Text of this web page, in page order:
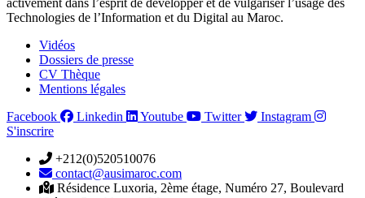
Technologies de l’Information et du Digital au Maroc.
Vidéos
Dossiers de presse
CV Thèque
Mentions légales
Facebook
Linkedin Youtube Twitter
Instagram
S'inscrire
+212(0)520510076
contact@ausimaroc.com
Résidence Luxoria, 2ème étage, Numéro 27, Boulevard